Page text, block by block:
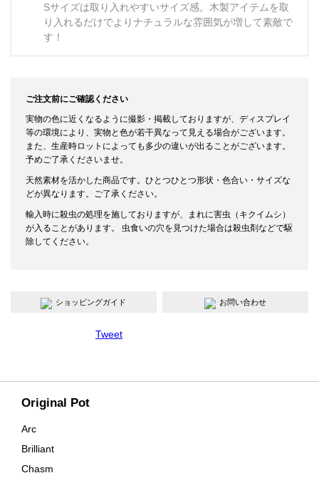
Original Pot
Arc
Brilliant
Chasm
Sサイズは取り入れやすいサイズ感。木製アイテムを取
り入れるだけでよりナチュラルな雰囲気が増して素敵で
す！
ご注文前にご確認ください
実物の色に近くなるように撮影・掲載しておりますが、ディスプレイ
等の環境により、実物と色が若干異なって見える場合がございます。
また、生産時ロットによっても多少の違いが出ることがございます。
予めご了承くださいませ。
天然素材を活かした商品です。ひとつひとつ形状・色合い・サイズな
どが異なります。ご了承ください。
輸入時に殺虫の処理を施しておりますが、まれに害虫（キクイムシ）
が入ることがあります。 虫食いの穴を見つけた場合は殺虫剤などで駆
除してください。
ショッピングガイド お問い合わせ
Tweet